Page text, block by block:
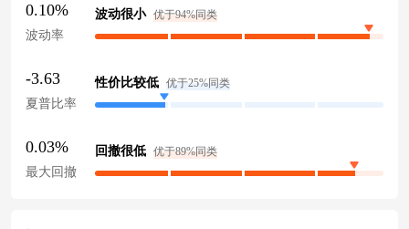
0.10%
波动率
波动很小 优于94%同类
-3.63
夏普比率
性价比较低 优于25%同类
0.03%
最大回撤
回撤很低 优于89%同类